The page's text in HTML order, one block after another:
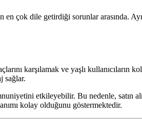
en çok dile getirdiği sorunlar arasında.
karşılamak ve yaşlı kullanıcıların
sağlar.
etkileyebilir. Bu nedenle, satın
kolay olduğunu göstermektedir.